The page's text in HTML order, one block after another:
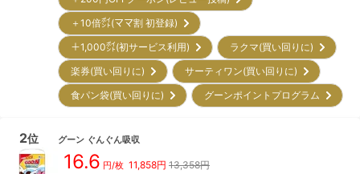
＋10倍㌽(ママ割 初登録)
＋1,000㌽(初サービス利用)
ラクマ(買い回りに)
楽券(買い回りに)
サーティワン(買い回りに)
食パン袋(買い回りに)
グーンポイントプログラム
2位 グーン ぐんぐん吸収
16.6 円/枚 11,858円 13,358円